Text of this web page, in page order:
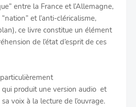
entre la France et l’Allemagne,
et l’anti-cléricalisme,
ce livre constitue un élément
de l’état d’esprit de ces
qui produit une version audio et
voix à la lecture de l’ouvrage.